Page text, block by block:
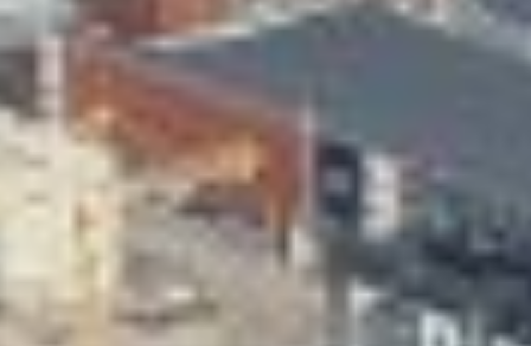
Mämminiemi
Taideapteekki
Kirjasto
Valon Kaupunki